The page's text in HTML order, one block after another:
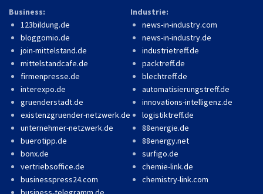
Business:
123bildung.de
bloggomio.de
join-mittelstand.de
mittelstandcafe.de
firmenpresse.de
interexpo.de
gruenderstadt.de
existenzgruender-netzwerk.de
unternehmer-netzwerk.de
buerotipp.de
bonx.de
vertriebsoffice.de
businesspress24.com
Industrie:
news-in-industry.com
news-in-industry.de
industrietreff.de
packtreff.de
blechtreff.de
automatisierungstreff.de
innovations-intelligenz.de
logistiktreff.de
88energie.de
88energy.net
surfigo.de
chemie-link.de
chemistry-link.com